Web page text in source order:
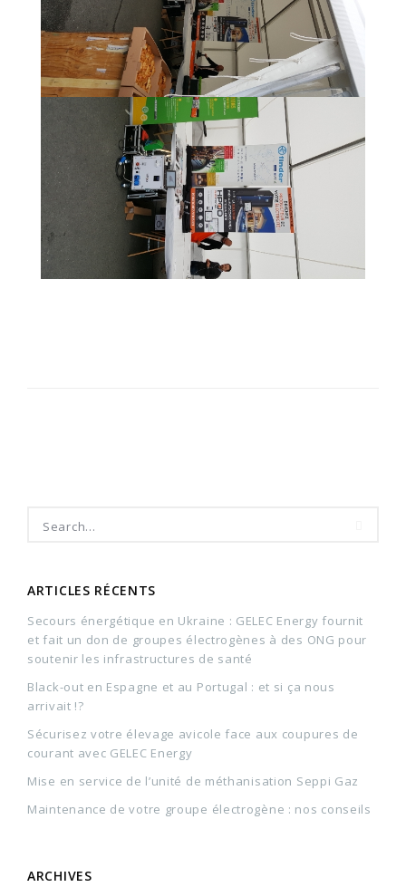
ARTICLES RÉCENTS
Secours énergétique en Ukraine : GELEC Energy fournit
et fait un don de groupes électrogènes à des ONG pour
soutenir les infrastructures de santé
Black-out en Espagne et au Portugal : et si ça nous
arrivait !?
Sécurisez votre élevage avicole face aux coupures de
courant avec GELEC Energy
Mise en service de l’unité de méthanisation Seppi Gaz
Maintenance de votre groupe électrogène : nos conseils
ARCHIVES